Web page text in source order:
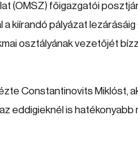
(OMSZ) főigazgatói
kiírandó pályázat
osztályának vezetőjét
Constantinovits Miklóst,
eddigieknél is hatékonyabb